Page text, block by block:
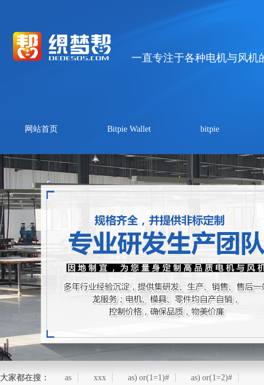
一直专注于各种电机与风机
网站首页 Bitpie Wallet bitpie
大家都在搜： as xxx as) or(1=1)# as) or(1=2)#